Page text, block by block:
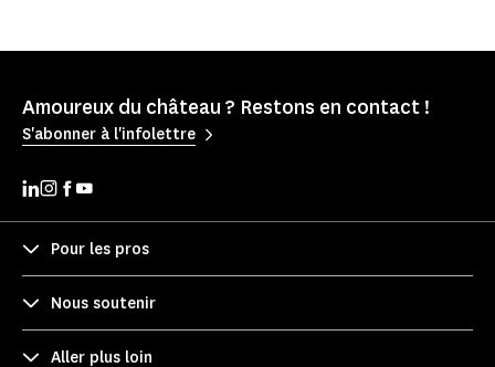
Amoureux du château ? Restons en contact !
S'abonner à l'infolettre
Pour les pros
Nous soutenir
Aller plus loin